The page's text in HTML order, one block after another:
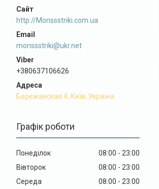
http://Monssstriki.com.ua
monssstriki@ukr.net
+380637106626
Бережанская 4, Київ, Україна
Графік роботи
Понеділок 08:00
23:00
Вівторок
08:00
23:00
Середа
08:00
23:00